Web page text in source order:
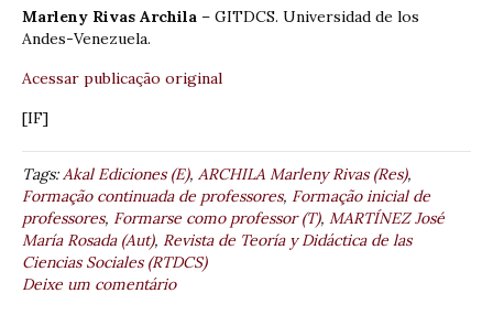
Marleny Rivas Archila – GITDCS. Universidad de los
Andes-Venezuela.
Acessar publicação original
[IF]
Tags:Akal Ediciones (E), ARCHILA Marleny Rivas (Res),
Formação continuada de professores, Formação inicial de
professores, Formarse como professor (T), MARTÍNEZ José
María Rosada (Aut), Revista de Teoría y Didáctica de las
Ciencias Sociales (RTDCS)
Deixe um comentário